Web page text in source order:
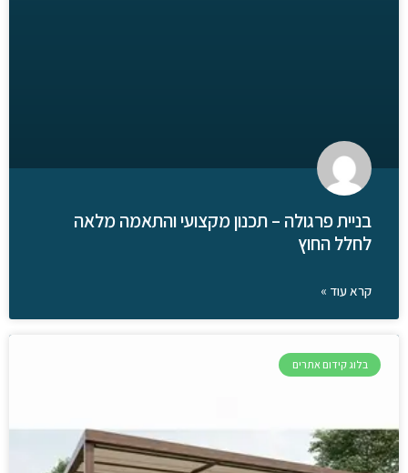
בניית פרגולה – תכנון מקצועי והתאמה מלאה
לחלל החוץ
קרא עוד »
בלוג קידום אתרים